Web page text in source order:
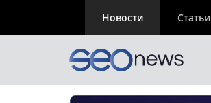
Новости Статьи